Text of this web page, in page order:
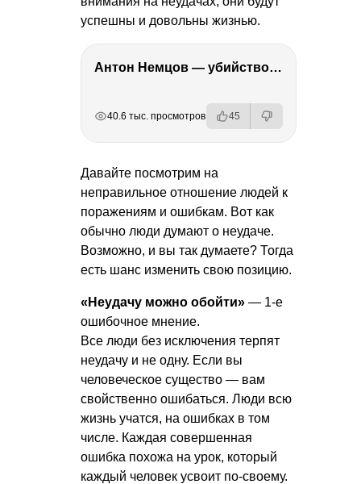
успешны и довольны жизнью.
Антон Немцов — убийство Бориса Немцова, переезд в Дубай, семья и политика
40.6 тыс. просмотров 45
Давайте посмотрим на
неправильное отношение людей к
поражениям и ошибкам. Вот как
обычно люди думают о неудаче.
Возможно, и вы так думаете? Тогда
есть шанс изменить свою позицию.
«Неудачу можно обойти» — 1-е
ошибочное мнение.
Все люди без исключения терпят
неудачу и не одну. Если вы
человеческое существо — вам
свойственно ошибаться. Люди всю
жизнь учатся, на ошибках в том
числе. Каждая совершенная
ошибка похожа на урок, который
каждый человек усвоит по-своему.